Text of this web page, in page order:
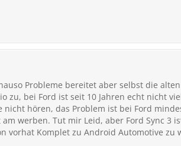
Probleme bereitet aber selbst die
zu, bei Ford ist seit 10 Jahren echt nicht
hören, das Problem ist bei Ford
werben. Tut mir Leid, aber Ford Sync 3
vorhat Komplet zu Android Automotive zu